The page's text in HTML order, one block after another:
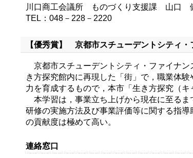
川口商工会議所 ものづくり支援課 山口
TEL：048－228－2220
【優秀賞】 京都市スチューデントシティ
京都市スチューデントシティ・ファイナン
き方探究館内に再現した「街」で，職業体
力を育成するもので，本市「生き方探究（
本学習は，事業立ち上げから現在に至るま
研修の実施方法及び事業評価等に関する指
の貢献度は極めて高い。
連絡窓口